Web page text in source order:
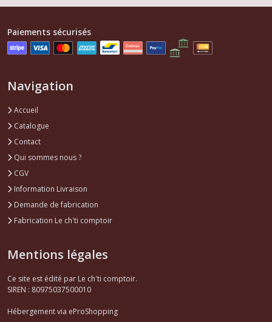
(1)
Afficher
les
résultats
Paiements sécurisés
Navigation
Accueil
Catalogue
Contact
Qui sommes nous ?
CGV
Information Livraison
Demande de fabrication
Fabrication Le ch'ti comptoir
Mentions légales
Ce site est édité par Le ch'ti comptoir.
SIREN : 80975037500010
Hébergement via eProShopping